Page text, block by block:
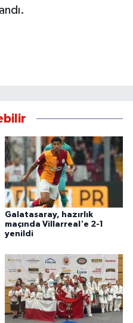
Galatasaray, hazırlık
maçında Villarreal'e 2-1
yenildi